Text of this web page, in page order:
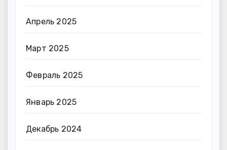
Апрель 2025
Март 2025
Февраль 2025
Январь 2025
Декабрь 2024